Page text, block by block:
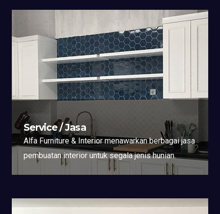
Service / Jasa
Alfa Furniture & Interior menawarkan berbagai jasa
pembuatan interior untuk segala jenis hunian.